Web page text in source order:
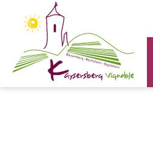
Panneau de gestion des cookies